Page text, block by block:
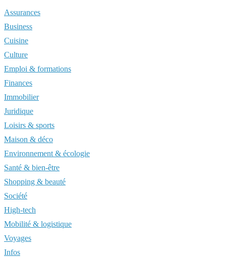
Assurances
Business
Cuisine
Culture
Emploi & formations
Finances
Immobilier
Juridique
Loisirs & sports
Maison & déco
Environnement & écologie
Santé & bien-être
Shopping & beauté
Société
High-tech
Mobilité & logistique
Voyages
Infos